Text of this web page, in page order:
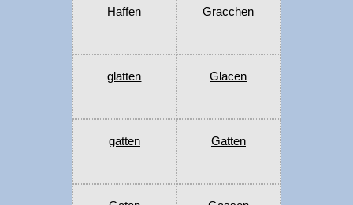
Haffen Gracchen
glatten Glacen
gatten Gatten